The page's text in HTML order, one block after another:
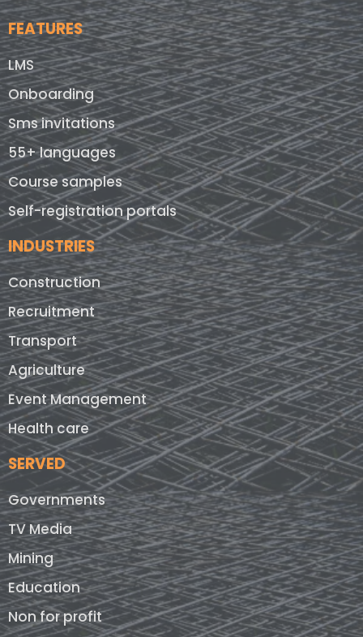
FEATURES
LMS
Onboarding
Sms invitations
55+ languages
Course samples
Self-registration portals
INDUSTRIES
Construction
Recruitment
Transport
Agriculture
Event Management
Health care
SERVED
Governments
TV Media
Mining
Education
Non for profit